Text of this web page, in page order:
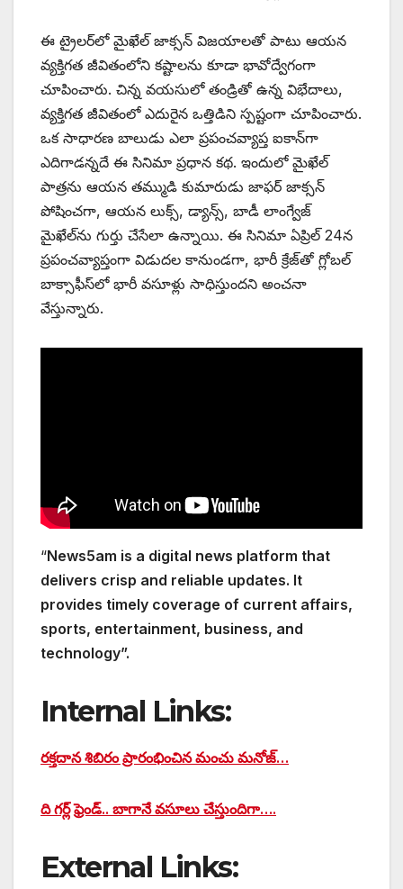
ఈ ట్రైలర్‌లో మైఖేల్ జాక్సన్ విజయాలతో పాటు ఆయన
వ్యక్తిగత జీవితంలోని కష్టాలను కూడా భావోద్వేగంగా
చూపించారు. చిన్న వయసులో తండ్రితో ఉన్న విభేదాలు,
వ్యక్తిగత జీవితంలో ఎదురైన ఒత్తిడిని స్పష్టంగా చూపించారు.
ఒక సాధారణ బాలుడు ఎలా ప్రపంచవ్యాప్త ఐకాన్‌గా
ఎదిగాడన్నదే ఈ సినిమా ప్రధాన కథ. ఇందులో మైఖేల్
పాత్రను ఆయన తమ్ముడి కుమారుడు జాఫర్ జాక్సన్
పోషించగా, ఆయన లుక్స్‌, డ్యాన్స్‌, బాడీ లాంగ్వేజ్
మైఖేల్‌ను గుర్తు చేసేలా ఉన్నాయి. ఈ సినిమా ఏప్రిల్ 24న
ప్రపంచవ్యాప్తంగా విడుదల కానుండగా, భారీ క్రేజ్‌తో గ్లోబల్
బాక్సాఫీస్‌లో భారీ వసూళ్లు సాధిస్తుందని అంచనా
వేస్తున్నారు.
“News5am is a digital news platform that
delivers crisp and reliable updates. It
provides timely coverage of current affairs,
sports, entertainment, business, and
technology”.
Internal Links:
రక్తదాన శిబిరం ప్రారంభించిన మంచు మనోజ్…
ది గర్ల్ ఫ్రెండ్.. బాగానే వసూలు చేస్తుందిగా….
External Links: